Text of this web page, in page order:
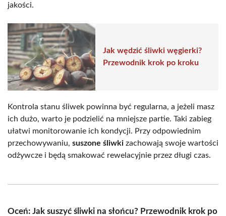
jakości.
Jak wędzić śliwki węgierki?
Przewodnik krok po kroku
Kontrola stanu śliwek powinna być regularna, a jeżeli masz
ich dużo, warto je podzielić na mniejsze partie. Taki zabieg
ułatwi monitorowanie ich kondycji. Przy odpowiednim
przechowywaniu, suszone śliwki zachowają swoje wartości
odżywcze i będą smakować rewelacyjnie przez długi czas.
Oceń: Jak suszyć śliwki na słońcu? Przewodnik krok po